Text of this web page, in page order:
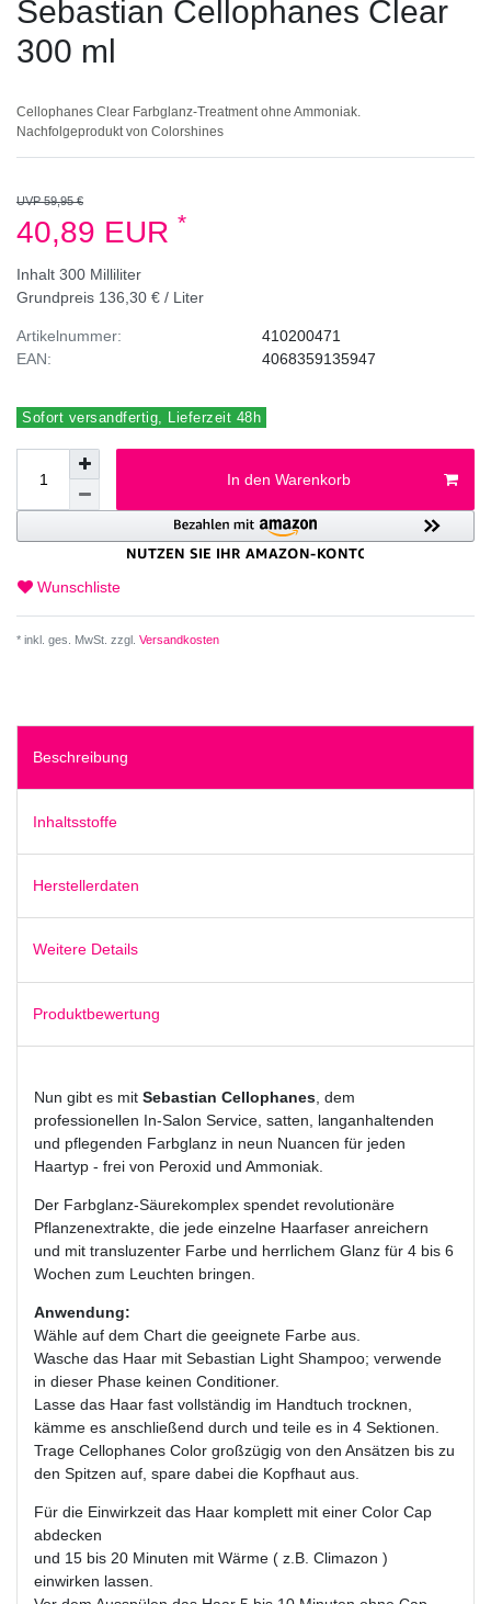
Sebastian Cellophanes Clear
300 ml
Cellophanes Clear Farbglanz-Treatment ohne Ammoniak.
Nachfolgeprodukt von Colorshines
UVP 59,95 €
40,89 EUR *
Inhalt 300 Milliliter
Grundpreis 136,30 € / Liter
Artikelnummer:
EAN:
410200471
4068359135947
Sofort versandfertig, Lieferzeit 48h
In den Warenkorb
Wunschliste
* inkl. ges. MwSt. zzgl. Versandkosten
Beschreibung
Inhaltsstoffe
Herstellerdaten
Weitere Details
Produktbewertung
Nun gibt es mit Sebastian Cellophanes , dem
professionellen In-Salon Service, satten, langanhaltenden
und pflegenden Farbglanz in neun Nuancen für jeden
Haartyp - frei von Peroxid und Ammoniak.
Der Farbglanz-Säurekomplex spendet revolutionäre
Pflanzenextrakte, die jede einzelne Haarfaser anreichern
und mit transluzenter Farbe und herrlichem Glanz für 4 bis 6
Wochen zum Leuchten bringen.
Anwendung:
Wähle auf dem Chart die geeignete Farbe aus.
Wasche das Haar mit Sebastian Light Shampoo; verwende
in dieser Phase keinen Conditioner.
Lasse das Haar fast vollständig im Handtuch trocknen,
kämme es anschließend durch und teile es in 4 Sektionen.
Trage Cellophanes Color großzügig von den Ansätzen bis zu
den Spitzen auf, spare dabei die Kopfhaut aus.
Für die Einwirkzeit das Haar komplett mit einer Color Cap
abdecken
und 15 bis 20 Minuten mit Wärme ( z.B. Climazon )
einwirken lassen.